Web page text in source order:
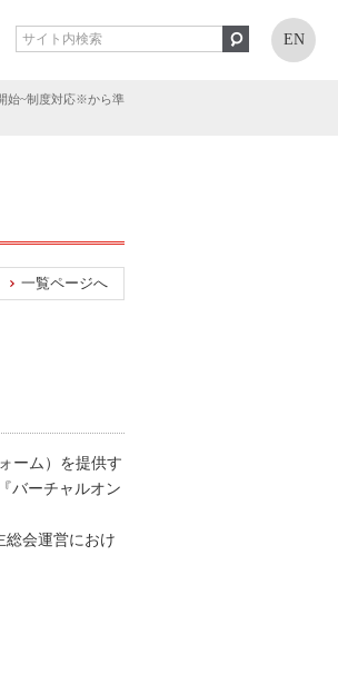
EN
始~制度対応※から準
一覧ページへ
ーム）を提供す
バーチャルオン
総会運営におけ